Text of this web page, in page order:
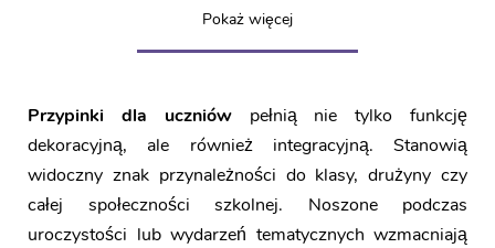
do
Pokaż więcej
Przypinki dla uczniówpełnią nie tylko funkcję
dekoracyjną, ale również integracyjną. Stanowią
widoczny znak przynależności do klasy, drużyny czy
całej społeczności szkolnej. Noszone podczas
uroczystości lub wydarzeń tematycznych wzmacniają